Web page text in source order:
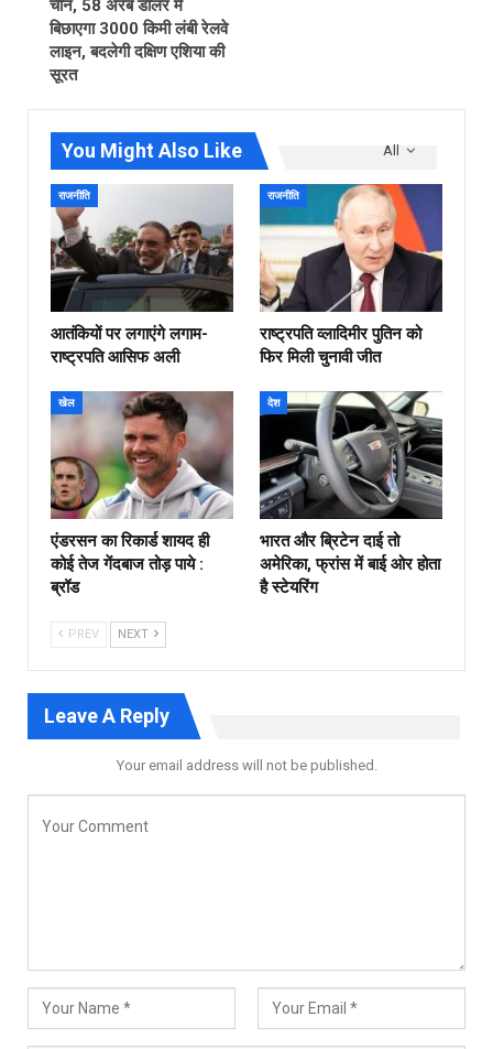
चीन, 58 अरब डॉलर में
बिछाएगा 3000 किमी लंबी रेलवे
लाइन, बदलेगी दक्षिण एशिया की
सूरत
All
You Might Also Like
राजनीति
आतंकियों पर लगाएंगे लगाम-
राष्ट्रपति आसिफ अली
राजनीति
राष्ट्रपति व्लादिमीर पुतिन को
फिर मिली चुनावी जीत
खेल
एंडरसन का रिकार्ड शायद ही
कोई तेज गेंदबाज तोड़ पाये :
ब्रॉड
देश
भारत और ब्रिटेन दाई तो
अमेरिका, फ्रांस में बाई ओर होता
है स्टेयरिंग
PREV NEXT
Leave A Reply
Your email address will not be published.